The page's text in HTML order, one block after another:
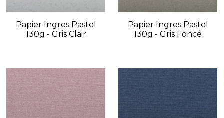
Papier Ingres Pastel
130g - Gris Clair
Papier Ingres Pastel
130g - Gris Foncé